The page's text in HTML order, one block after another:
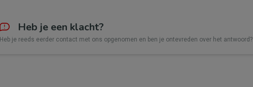
Heb je een klacht?
Heb je reeds eerder contact met ons opgenomen en ben je ontevreden over het antwoord?